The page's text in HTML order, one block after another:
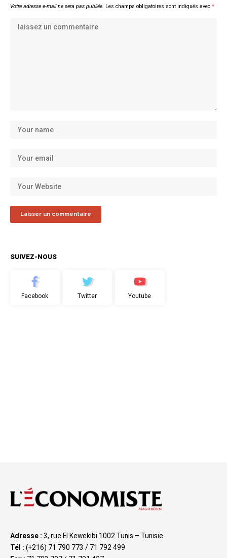
Votre adresse e-mail ne sera pas publiée. Les champs obligatoires sont indiqués avec *
SUIVEZ-NOUS
Facebook Twitter Youtube
Adresse : 3, rue El Kewekibi 1002 Tunis – Tunisie
Tél : (+216) 71 790 773 / 71 792 499